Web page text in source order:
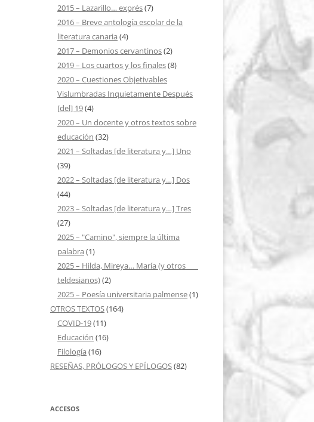
2015 – Lazarillo… exprés(7)
2016 – Breve antología escolar de la
literatura canaria (4)
2017 – Demonios cervantinos(2)
2019 – Los cuartos y los finales(8)
2020 – Cuestiones Objetivables
Vislumbradas Inquietamente Después
[del] 19(4)
2020 – Un docente y otros textos sobre
educación (32)
2021 – Soltadas [de literatura y…] Uno
(39)
2022 – Soltadas [de literatura y…] Dos
(44)
2023 – Soltadas [de literatura y…] Tres
(27)
2025 – "Camino", siempre la última
palabra (1)
2025 – Hilda, Mireya… María (y otros ___
teldesianos)(2)
2025 – Poesía universitaria palmense(1)
OTROS TEXTOS(164)
COVID-19(11)
Educación (16)
Filología (16)
RESEÑAS, PRÓLOGOS Y EPÍLOGOS(82)
ACCESOS